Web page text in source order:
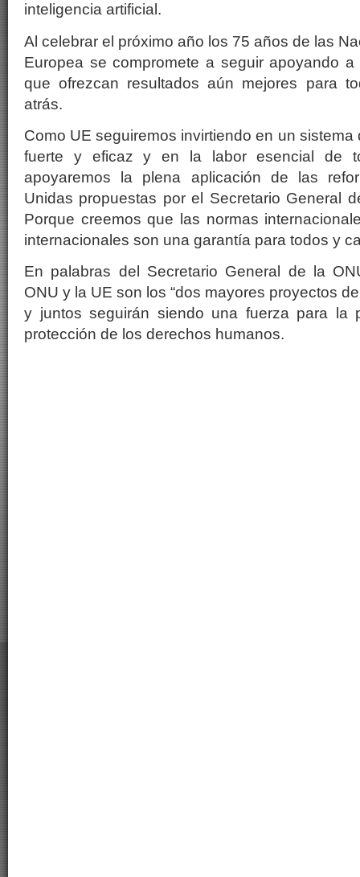
inteligencia artificial.
Al celebrar el próximo año los 75 años de las
Europea se compromete a seguir apoyando
que ofrezcan resultados aún mejores para
atrás.
Como UE seguiremos invirtiendo en un
fuerte y eficaz y en la labor esencial de
apoyaremos la plena aplicación de las
Unidas propuestas por el Secretario General
Porque creemos que las normas
internacionales son una garantía para todos y
En palabras del Secretario General de la
ONU y la UE son los “dos mayores proyectos
y juntos seguirán siendo una fuerza para la
protección de los derechos humanos.